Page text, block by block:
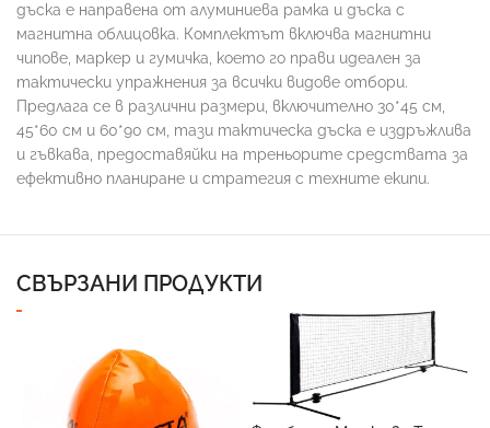
дъска е направена от алуминиева рамка и дъска с
магнитна облицовка. Комплектът включва магнитни
чипове, маркер и гумичка, което го прави идеален за
тактически упражнения за всички видове отбори.
Предлага се в различни размери, включително 30*45 см,
45*60 см и 60*90 см, тази тактическа дъска е издръжлива
и гъвкава, предоставяйки на треньорите средствата за
ефективно планиране и стратегия с техните екипи.
СВЪРЗАНИ ПРОДУКТИ